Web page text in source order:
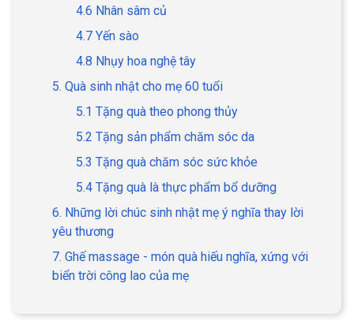
4.6 Nhân sâm củ
4.7 Yến sào
4.8 Nhụy hoa nghệ tây
5. Quà sinh nhật cho mẹ 60 tuổi
5.1 Tặng quà theo phong thủy
5.2 Tặng sản phẩm chăm sóc da
5.3 Tặng quà chăm sóc sức khỏe
5.4 Tặng quà là thực phẩm bổ dưỡng
6. Những lời chúc sinh nhật mẹ ý nghĩa thay lời
yêu thương
7. Ghế massage - món quà hiếu nghĩa, xứng với
biển trời công lao của mẹ